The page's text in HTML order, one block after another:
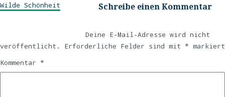
Wilde Schönheit Schreibe einen Kommentar
Deine E-Mail-Adresse wird nicht
veröffentlicht.
Erforderliche Felder sind mit * markiert
Kommentar *